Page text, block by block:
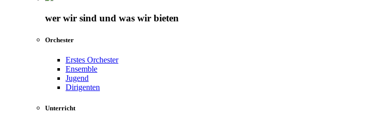
wer wir sind und was wir bieten
Orchester
Erstes Orchester
Ensemble
Jugend
Dirigenten
Unterricht